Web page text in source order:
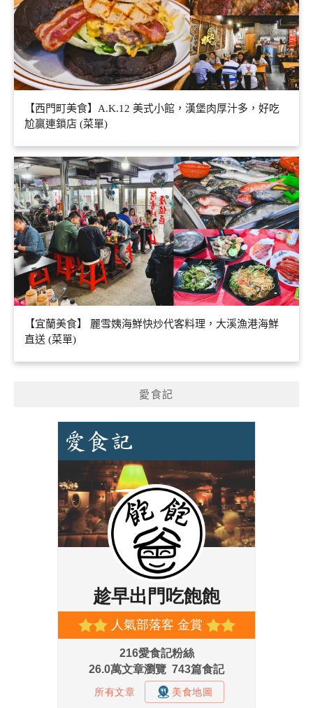
【西門町美食】A.K.12 美式小館，漢堡肉厚汁多，好吃
尬贏連鎖店 (菜單)
【宜蘭美食】 麗雪姨海鮮快炒代客料理，大溪漁港海鮮
直送 (菜單)
愛食記